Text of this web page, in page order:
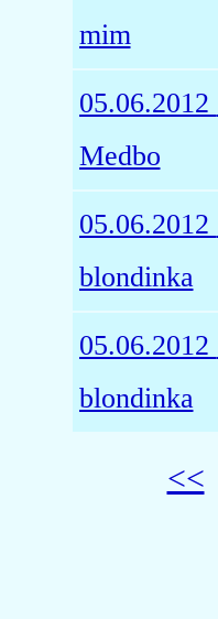
mim
05.06.2012
Medbo
05.06.2012
blondinka
05.06.2012
blondinka
<<